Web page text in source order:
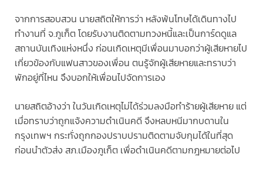
จากการสอบสวน นายสถิตให้การว่า หลังพ้นโทษได้เดินทางไป
ทำงานที่ จ.ภูเก็ต โดยรับงานติดตามทวงหนี้และเป็นการ์ดดูแล
สถานบันเทิงแห่งหนึ่ง ก่อนเกิดเหตุมีเพื่อนมาบอกว่าผู้เสียหายไป
เกี่ยวข้องกับแฟนสาวของเพื่อน ตนรู้จักผู้เสียหายและทราบว่า
พักอยู่ที่ไหน จึงบอกให้เพื่อนไปจัดการเอง
นายสถิตอ้างว่า ในวันเกิดเหตุไม่ได้ร่วมลงมือทำร้ายผู้เสียหาย แต่
เมื่อทราบว่าถูกแจ้งความดำเนินคดี จึงหลบหนีมากบดานใน
กรุงเทพฯ กระทั่งถูกกองปราบปรามติดตามจับกุมได้ในที่สุด
ก่อนนำตัวส่ง สภ.เมืองภูเก็ต เพื่อดำเนินคดีตามกฎหมายต่อไป